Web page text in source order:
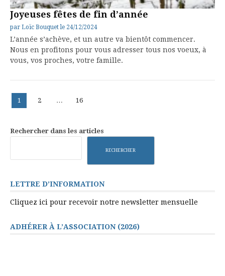
Joyeuses fêtes de fin d’année
par Loïc Bouquet le 24/12/2024
L’année s’achève, et un autre va bientôt commencer.
Nous en profitons pour vous adresser tous nos voeux, à
vous, vos proches, votre famille.
Pagination
des
publications
Page
1 Page
2 … Page
16
Rechercher dans les articles
RECHERCHER
LETTRE D’INFORMATION
Cliquez ici pour recevoir notre newsletter mensuelle
ADHÉRER À L’ASSOCIATION (2026)